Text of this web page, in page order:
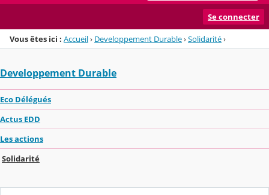
Se connecter
Vous êtes ici : Accueil› Developpement Durable›Solidarité›
Developpement Durable
Eco Délégués
Actus EDD
Les actions
Solidarité